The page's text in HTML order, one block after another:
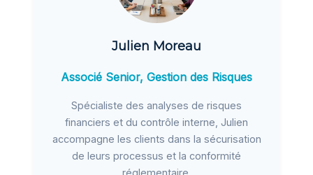
Julien Moreau
Associé Senior, Gestion des Risques
Spécialiste des analyses de risques
financiers et du contrôle interne, Julien
accompagne les clients dans la sécurisation
de leurs processus et la conformité
réglementaire.